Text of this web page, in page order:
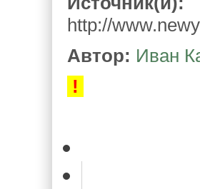
http://
Автор: Иван
!